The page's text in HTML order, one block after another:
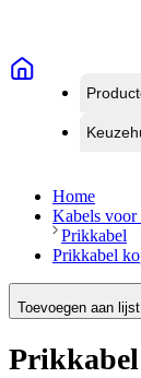
Home
Kabels voor
Prikkabel
Prikkabel
Toevoegen aan lijst